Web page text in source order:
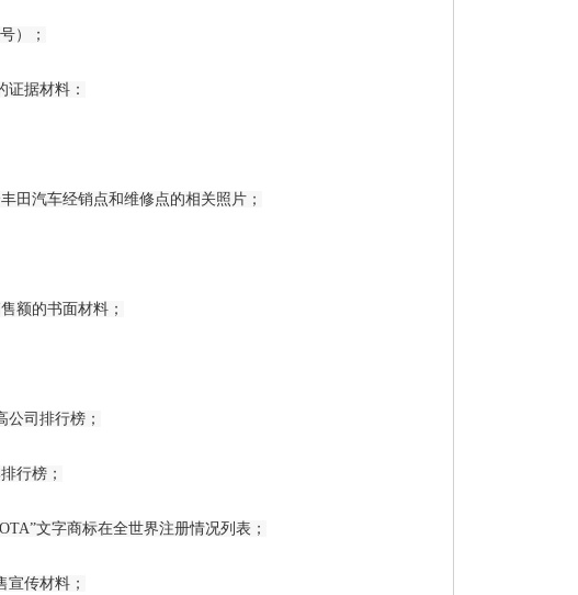
）；
据材料：
汽车经销点和维修点的相关照片；
额的书面材料；
司排行榜；
行榜；
文字商标在全世界注册情况列表；
传材料；